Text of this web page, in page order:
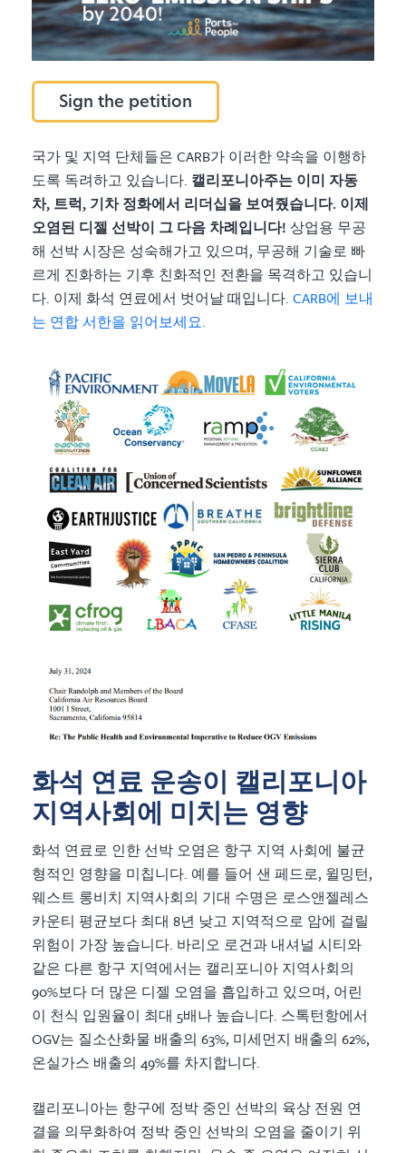
Sign the petition
국가 및 지역 단체들은 CARB가 이러한 약속을 이행하
도록 독려하고 있습니다. 캘리포니아주는 이미 자동
차, 트럭, 기차 정화에서 리더십을 보여줬습니다. 이제
오염된 디젤 선박이 그 다음 차례입니다! 상업용 무공
해 선박 시장은 성숙해가고 있으며, 무공해 기술로 빠
르게 진화하는 기후 친화적인 전환을 목격하고 있습니
다. 이제 화석 연료에서 벗어날 때입니다. CARB에 보내
는 연합 서한을 읽어보세요.
화석 연료 운송이 캘리포니아
지역사회에 미치는 영향
화석 연료로 인한 선박 오염은 항구 지역 사회에 불균
형적인 영향을 미칩니다. 예를 들어 샌 페드로, 윌밍턴,
웨스트 롱비치 지역사회의 기대 수명은 로스앤젤레스
카운티 평균보다 최대 8년 낮고 지역적으로 암에 걸릴
위험이 가장 높습니다. 바리오 로건과 내셔널 시티와
같은 다른 항구 지역에서는 캘리포니아 지역사회의
90%보다 더 많은 디젤 오염을 흡입하고 있으며, 어린
이 천식 입원율이 최대 5배나 높습니다. 스톡턴항에서
OGV는 질소산화물 배출의 63%, 미세먼지 배출의 62%,
온실가스 배출의 49%를 차지합니다.
캘리포니아는 항구에 정박 중인 선박의 육상 전원 연
결을 의무화하여 정박 중인 선박의 오염을 줄이기 위